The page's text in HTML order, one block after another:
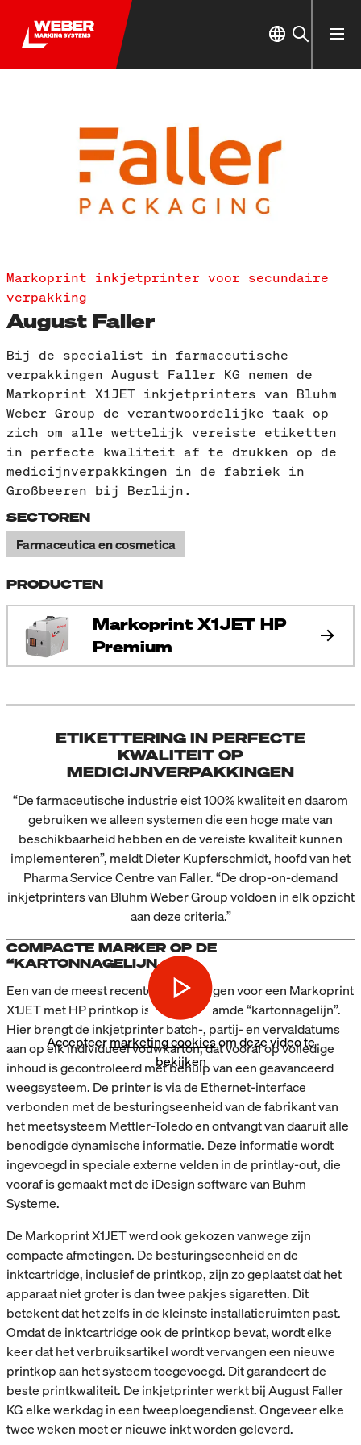
Markoprint inkjetprinter voor secundaire
verpakking
August Faller
Bij de specialist in farmaceutische
verpakkingen August Faller KG nemen de
Markoprint X1JET inkjetprinters van Bluhm
Weber Group de verantwoordelijke taak op
zich om alle wettelijk vereiste etiketten
in perfecte kwaliteit af te drukken op de
medicijnverpakkingen in de fabriek in
Großbeeren bij Berlijn.
SECTOREN
Farmaceutica en cosmetica
PRODUCTEN
Markoprint X1JET HP
Premium
ETIKETTERING IN PERFECTE
KWALITEIT OP
MEDICIJNVERPAKKINGEN
“De farmaceutische industrie eist 100% kwaliteit en daarom
gebruiken we alleen systemen die een hoge mate van
beschikbaarheid hebben en de vereiste kwaliteit kunnen
implementeren”, meldt Dieter Kupferschmidt, hoofd van het
Pharma Service Centre van Faller. “De drop-on-demand
inkjetprinters van Bluhm Weber Group voldoen in elk opzicht
aan deze criteria.”
Accepteermarketing cookiesom deze video te
bekijken
COMPACTE MARKER OP DE
“KARTONNAGELIJN
Een van de meest recente toepassingen voor een Markoprint
X1JET met HP printkop is de zogenaamde “kartonnagelijn”.
Hier brengt de inkjetprinter batch-, partij- en vervaldatums
aan op elk individueel vouwkarton, dat vooraf op volledige
inhoud is gecontroleerd met behulp van een geavanceerd
weegsysteem. De printer is via de Ethernet-interface
verbonden met de besturingseenheid van de fabrikant van
het meetsysteem Mettler-Toledo en ontvangt van daaruit alle
benodigde dynamische informatie. Deze informatie wordt
ingevoegd in speciale externe velden in de printlay-out, die
vooraf is gemaakt met de iDesign software van Buhm
Systeme.
De Markoprint X1JET werd ook gekozen vanwege zijn
compacte afmetingen. De besturingseenheid en de
inktcartridge, inclusief de printkop, zijn zo geplaatst dat het
apparaat niet groter is dan twee pakjes sigaretten. Dit
betekent dat het zelfs in de kleinste installatieruimten past.
Omdat de inktcartridge ook de printkop bevat, wordt elke
keer dat het verbruiksartikel wordt vervangen een nieuwe
printkop aan het systeem toegevoegd. Dit garandeert de
beste printkwaliteit. De inkjetprinter werkt bij August Faller
KG elke werkdag in een tweeploegendienst. Ongeveer elke
twee weken moet er nieuwe inkt worden geleverd.